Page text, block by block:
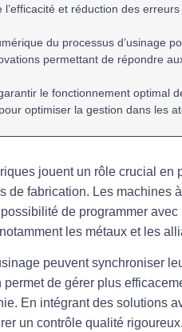
l’efficacité et réduction des
du processus d’usinage
permettant de répondre
le fonctionnement optimal
optimiser la gestion dans les
jouent un rôle crucial en
de fabrication. Les machines à
de programmer
les métaux et les
peuvent synchroniser
permet de gérer plus
En intégrant des solutions
un contrôle qualité rigoureux.